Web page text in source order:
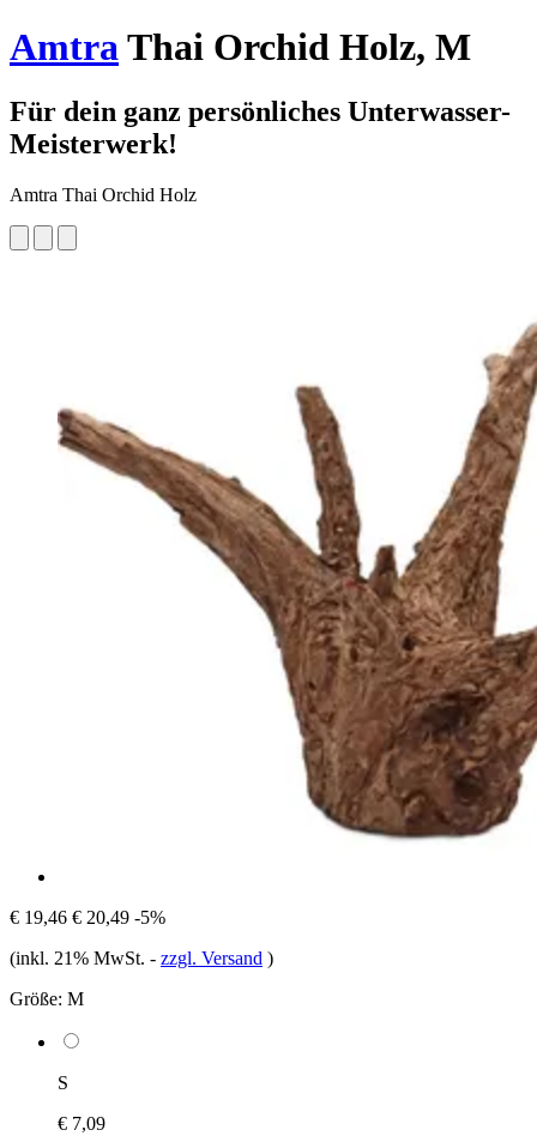
AmtraThai Orchid Holz, M
Für dein ganz persönliches Unterwasser-
Meisterwerk!
Amtra Thai Orchid Holz
€ 19,46 € 20,49 -5%
(inkl. 21% MwSt. - zzgl. Versand )
Größe: M
S
€ 7,09